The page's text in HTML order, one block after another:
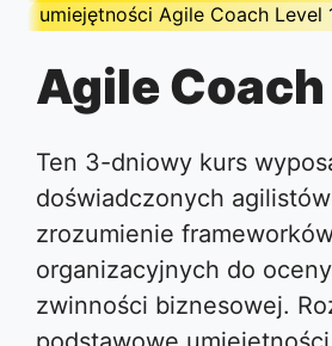
umiejętności Agile Coach Level
Agile Coach
Ten 3-dniowy kurs
doświadczonych
zrozumienie
organizacyjnych do
zwinności biznesowej.